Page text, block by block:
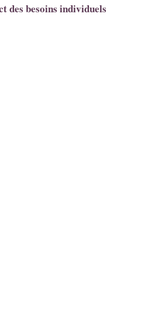
des besoins individuels